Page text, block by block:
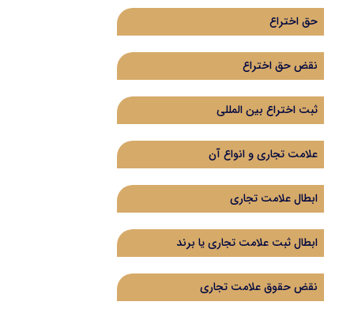
حق اختراع
نقض حق اختراع
ثبت اختراع بین المللی
علامت تجاری و انواع آن
ابطال علامت تجاری
ابطال ثبت علامت تجاری یا برند
نقض حقوق علامت تجاری